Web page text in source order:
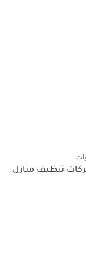
9 شركات تنظيف منازل